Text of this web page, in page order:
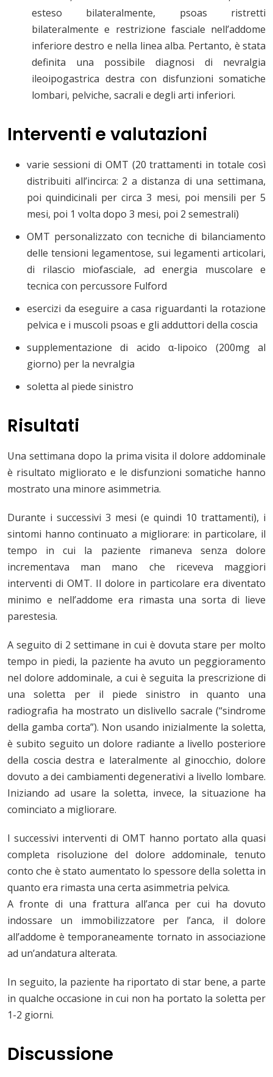
esteso bilateralmente, psoas ristretti
bilateralmente e restrizione fasciale nell’addome
inferiore destro e nella linea alba. Pertanto, è stata
definita una possibile diagnosi di nevralgia
ileoipogastrica destra con disfunzioni somatiche
lombari, pelviche, sacrali e degli arti inferiori.
Interventi e valutazioni
varie sessioni di OMT (20 trattamenti in totale così
distribuiti all’incirca: 2 a distanza di una settimana,
poi quindicinali per circa 3 mesi, poi mensili per 5
mesi, poi 1 volta dopo 3 mesi, poi 2 semestrali)
OMT personalizzato con tecniche di bilanciamento
delle tensioni legamentose, sui legamenti articolari,
di rilascio miofasciale, ad energia muscolare e
tecnica con percussore Fulford
esercizi da eseguire a casa riguardanti la rotazione
pelvica e i muscoli psoas e gli adduttori della coscia
supplementazione di acido α-lipoico (200mg al
giorno) per la nevralgia
soletta al piede sinistro
Risultati
Una settimana dopo la prima visita il dolore addominale
è risultato migliorato e le disfunzioni somatiche hanno
mostrato una minore asimmetria.
Durante i successivi 3 mesi (e quindi 10 trattamenti), i
sintomi hanno continuato a migliorare: in particolare, il
tempo in cui la paziente rimaneva senza dolore
incrementava man mano che riceveva maggiori
interventi di OMT. Il dolore in particolare era diventato
minimo e nell’addome era rimasta una sorta di lieve
parestesia.
A seguito di 2 settimane in cui è dovuta stare per molto
tempo in piedi, la paziente ha avuto un peggioramento
nel dolore addominale, a cui è seguita la prescrizione di
una soletta per il piede sinistro in quanto una
radiografia ha mostrato un dislivello sacrale (“sindrome
della gamba corta”). Non usando inizialmente la soletta,
è subito seguito un dolore radiante a livello posteriore
della coscia destra e lateralmente al ginocchio, dolore
dovuto a dei cambiamenti degenerativi a livello lombare.
Iniziando ad usare la soletta, invece, la situazione ha
cominciato a migliorare.
I successivi interventi di OMT hanno portato alla quasi
completa risoluzione del dolore addominale, tenuto
conto che è stato aumentato lo spessore della soletta in
quanto era rimasta una certa asimmetria pelvica.
A fronte di una frattura all’anca per cui ha dovuto
indossare un immobilizzatore per l’anca, il dolore
all’addome è temporaneamente tornato in associazione
ad un’andatura alterata.
In seguito, la paziente ha riportato di star bene, a parte
in qualche occasione in cui non ha portato la soletta per
1-2 giorni.
Discussione